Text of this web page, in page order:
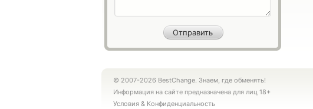
© 2007-2026 BestChange. Знаем, где обменять!
Информация на сайте предназначена для лиц 18+
Условия & Конфиденциальность